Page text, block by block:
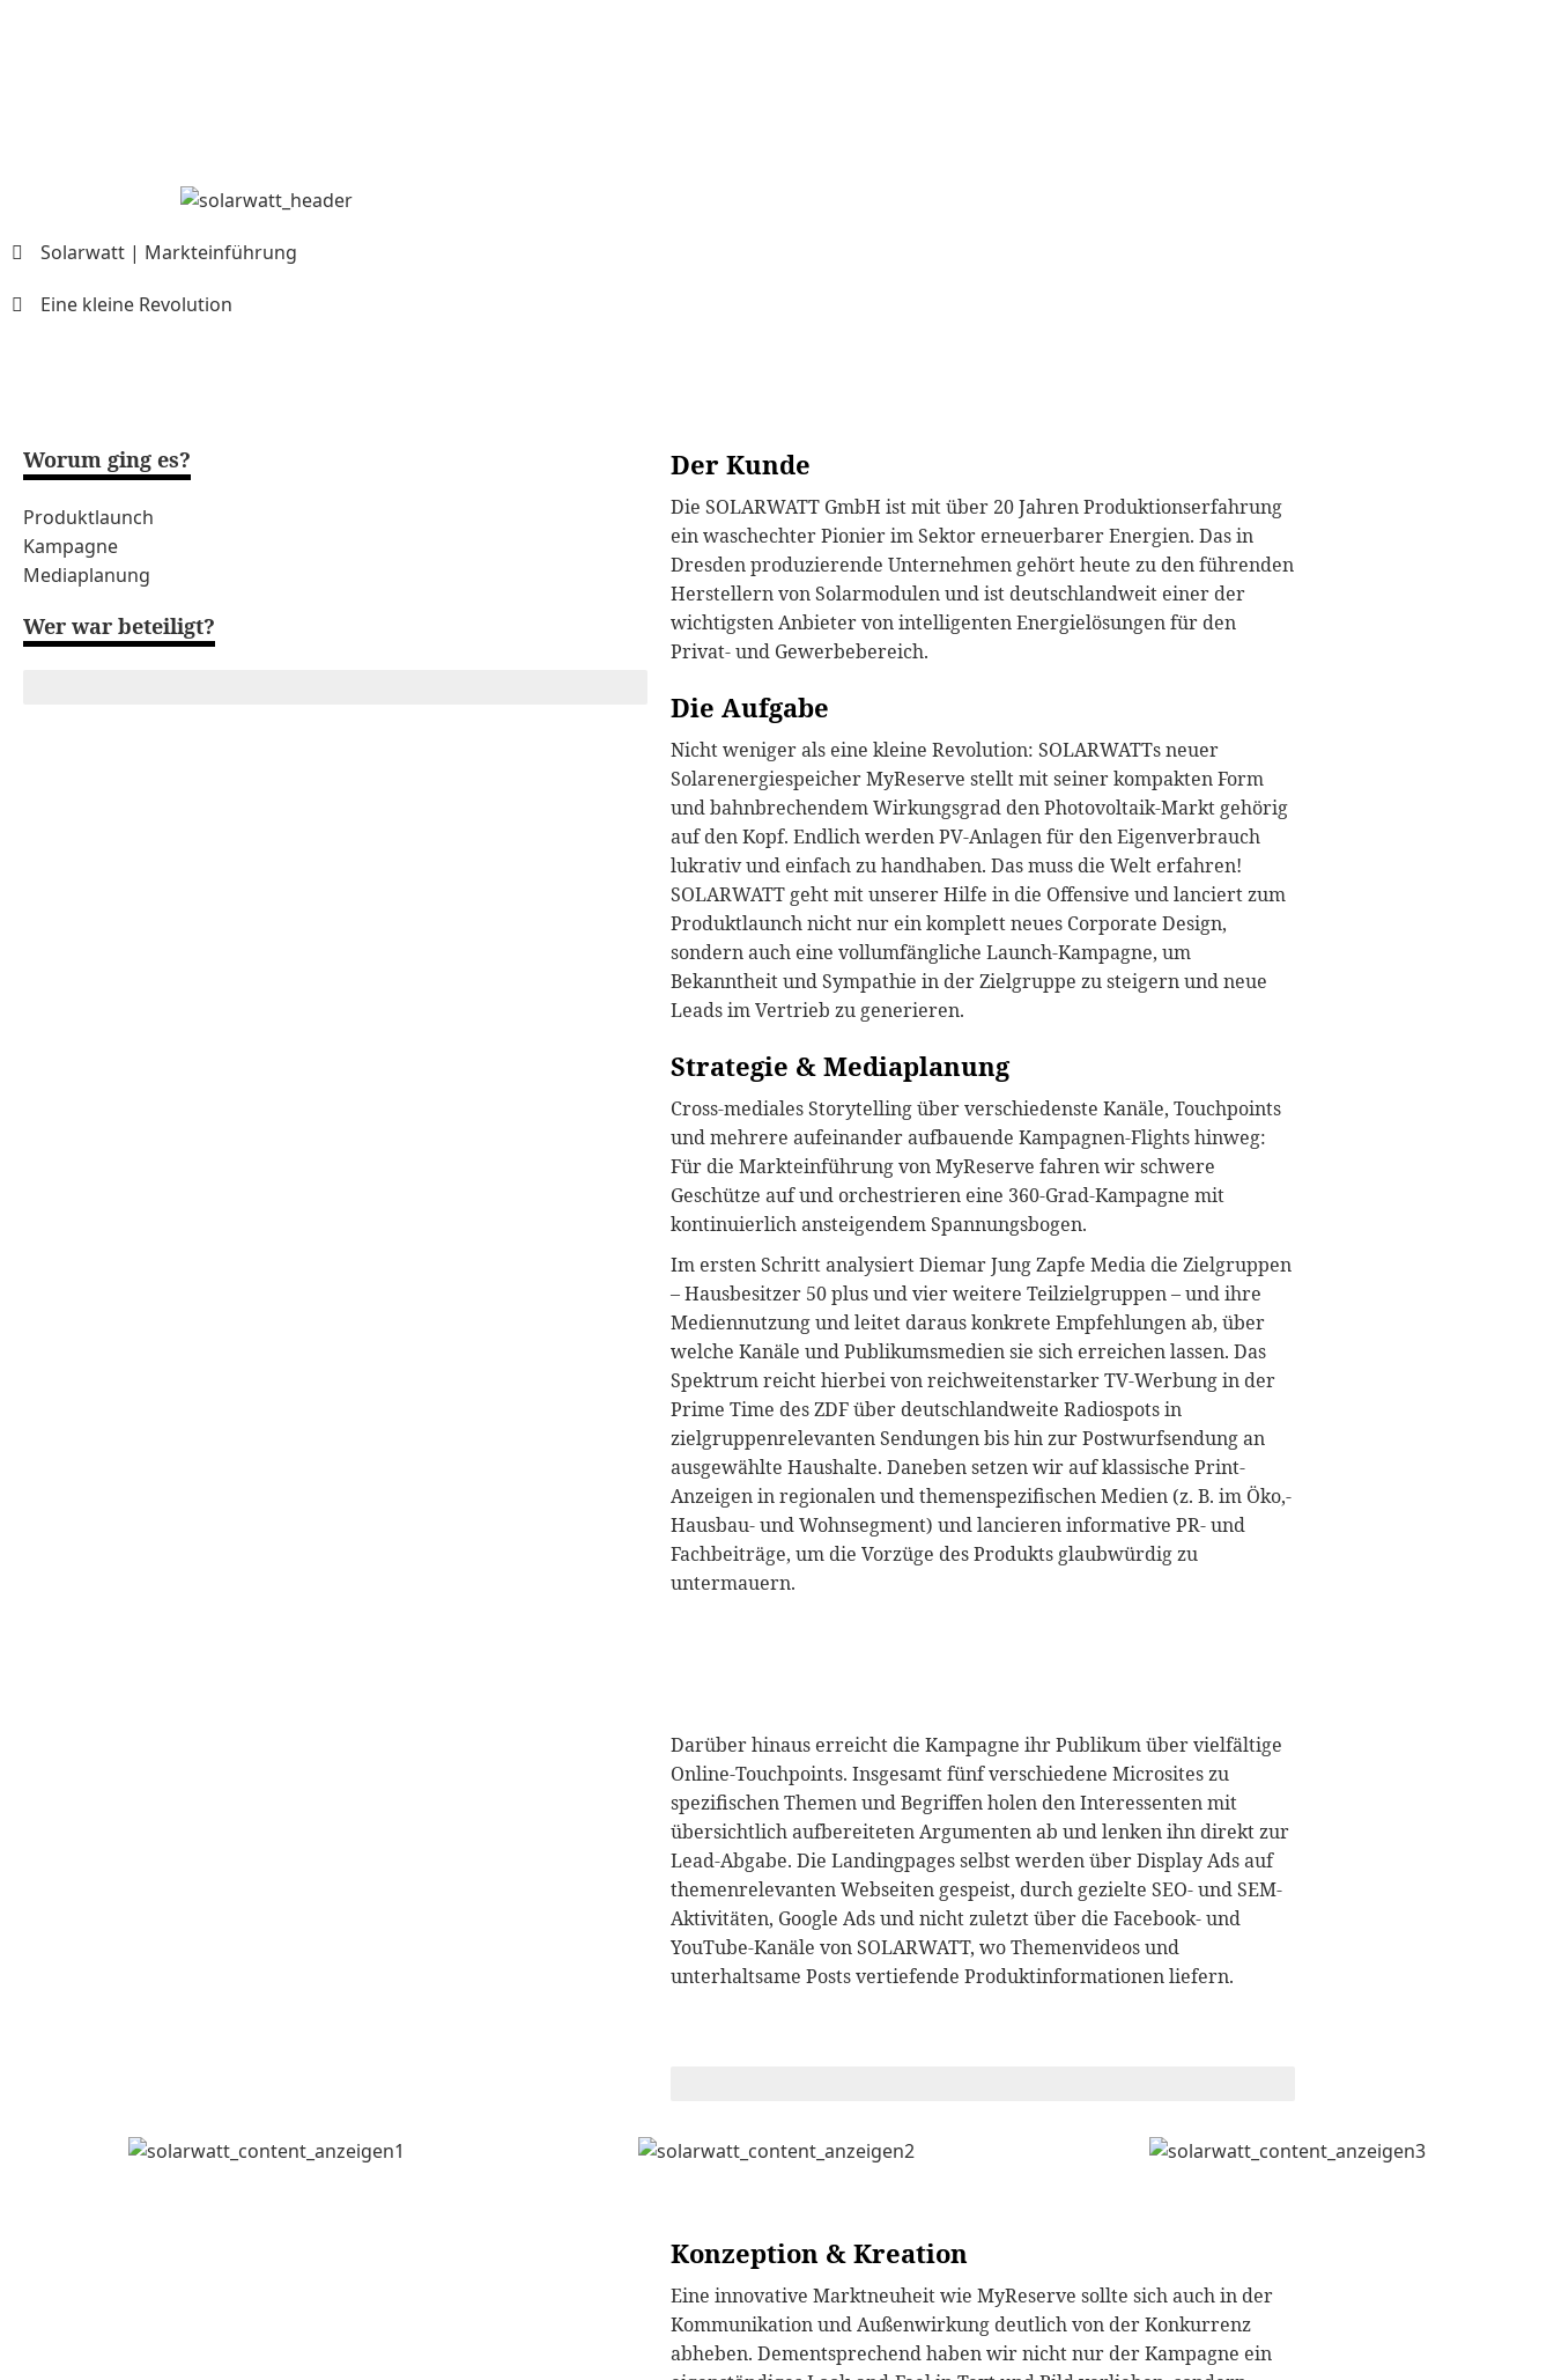
Solarwatt | Markteinführung
Eine kleine Revolution
Worum ging es?
Produktlaunch
Kampagne
Mediaplanung
Wer war beteiligt?
Der Kunde
Die SOLARWATT GmbH ist mit über 20 Jahren Produktionserfahrung
ein waschechter Pionier im Sektor erneuerbarer Energien. Das in
Dresden produzierende Unternehmen gehört heute zu den führenden
Herstellern von Solarmodulen und ist deutschlandweit einer der
wichtigsten Anbieter von intelligenten Energielösungen für den
Privat- und Gewerbebereich.
Die Aufgabe
Nicht weniger als eine kleine Revolution: SOLARWATTs neuer
Solarenergiespeicher MyReserve stellt mit seiner kompakten Form
und bahnbrechendem Wirkungsgrad den Photovoltaik-Markt gehörig
auf den Kopf. Endlich werden PV-Anlagen für den Eigenverbrauch
lukrativ und einfach zu handhaben. Das muss die Welt erfahren!
SOLARWATT geht mit unserer Hilfe in die Offensive und lanciert zum
Produktlaunch nicht nur ein komplett neues Corporate Design,
sondern auch eine vollumfängliche Launch-Kampagne, um
Bekanntheit und Sympathie in der Zielgruppe zu steigern und neue
Leads im Vertrieb zu generieren.
Strategie & Mediaplanung
Cross-mediales Storytelling über verschiedenste Kanäle, Touchpoints
und mehrere aufeinander aufbauende Kampagnen-Flights hinweg:
Für die Markteinführung von MyReserve fahren wir schwere
Geschütze auf und orchestrieren eine 360-Grad-Kampagne mit
kontinuierlich ansteigendem Spannungsbogen.
Im ersten Schritt analysiert Diemar Jung Zapfe Media die Zielgruppen
– Hausbesitzer 50 plus und vier weitere Teilzielgruppen – und ihre
Mediennutzung und leitet daraus konkrete Empfehlungen ab, über
welche Kanäle und Publikumsmedien sie sich erreichen lassen. Das
Spektrum reicht hierbei von reichweitenstarker TV-Werbung in der
Prime Time des ZDF über deutschlandweite Radiospots in
zielgruppenrelevanten Sendungen bis hin zur Postwurfsendung an
ausgewählte Haushalte. Daneben setzen wir auf klassische Print-
Anzeigen in regionalen und themenspezifischen Medien (z. B. im Öko,-
Hausbau- und Wohnsegment) und lancieren informative PR- und
Fachbeiträge, um die Vorzüge des Produkts glaubwürdig zu
untermauern.
Darüber hinaus erreicht die Kampagne ihr Publikum über vielfältige
Online-Touchpoints. Insgesamt fünf verschiedene Microsites zu
spezifischen Themen und Begriffen holen den Interessenten mit
übersichtlich aufbereiteten Argumenten ab und lenken ihn direkt zur
Lead-Abgabe. Die Landingpages selbst werden über Display Ads auf
themenrelevanten Webseiten gespeist, durch gezielte SEO- und SEM-
Aktivitäten, Google Ads und nicht zuletzt über die Facebook- und
YouTube-Kanäle von SOLARWATT, wo Themenvideos und
unterhaltsame Posts vertiefende Produktinformationen liefern.
Konzeption & Kreation
Eine innovative Marktneuheit wie MyReserve sollte sich auch in der
Kommunikation und Außenwirkung deutlich von der Konkurrenz
abheben. Dementsprechend haben wir nicht nur der Kampagne ein